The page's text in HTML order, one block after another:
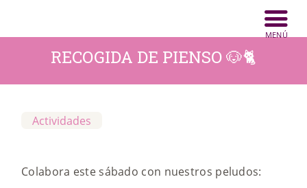
RECOGIDA DE PIENSO 🐶🐈
INICIO
ANIMALES
ACTIVIDADES
Actividades
Colabora este sábado con nuestros peludos: